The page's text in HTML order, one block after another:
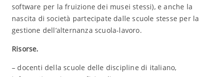
software per la fruizione dei musei stessi), e anche la
nascita di società partecipate dalle scuole stesse per la
gestione dell’alternanza scuola-lavoro.
Risorse.
– docenti della scuole delle discipline di italiano,